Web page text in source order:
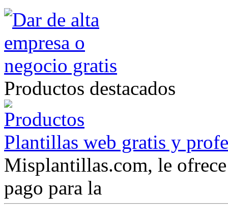
Productos destacados
Plantillas web gratis y
Misplantillas.com, le
pago para la